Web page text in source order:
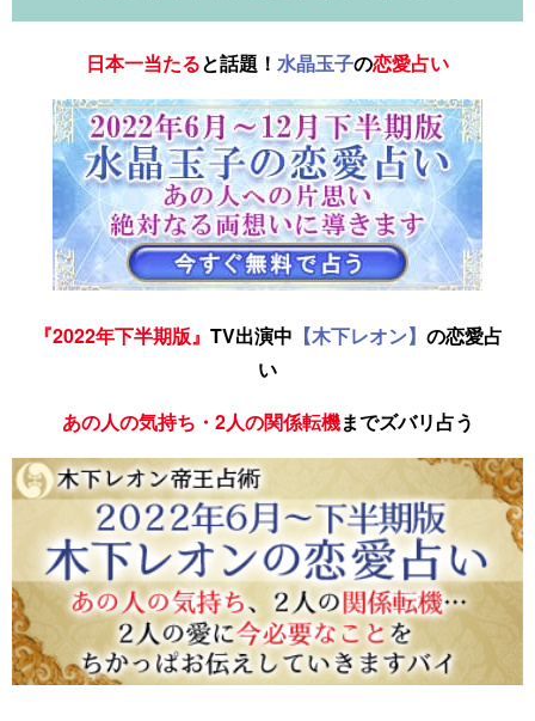
日本一当たると話題！ 水晶玉子の恋愛占い
『2022年下半期版』 TV出演中 【木下レオン】 の恋愛占
い
あの人の気持ち・2人の関係転機までズバリ占う